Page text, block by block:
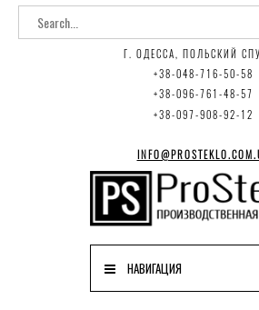
Г. ОДЕССА, ПОЛЬСКИЙ
+38-048-716-50-58
+38-096-761-48-57
+38-097-908-92-12
НАВИГАЦИЯ